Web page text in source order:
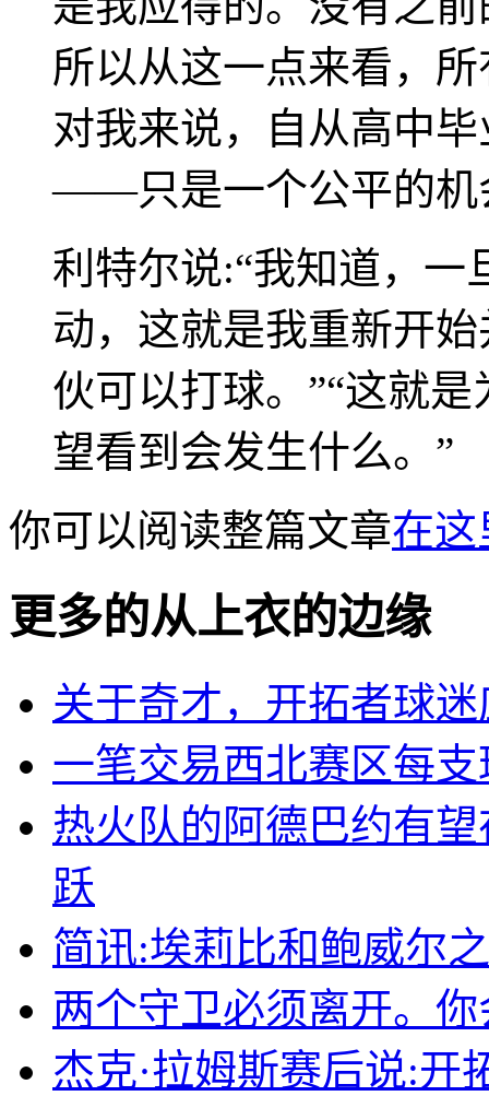
所以从这一点来看，
对我来说，自从高中
——只是一个公平的机
利特尔说:“我知道，一
动，这就是我重新开
伙可以打球。”“这就
望看到会发生什么。”
你可以阅读整篇文章在这
更多的从上衣的边缘
关于奇才，开拓者球
一笔交易西北赛区每
热火队的阿德巴约有
跃
简讯:埃莉比和鲍威尔
两个守卫必须离开。你
杰克·拉姆斯赛后说:开